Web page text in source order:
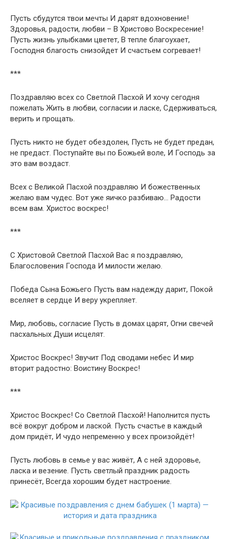
Пусть сбудутся твои мечты И дарят вдохновение!
Здоровья, радости, любви – В Христово Воскресение!
Пусть жизнь улыбками цветет, В тепле благоухает,
Господня благость снизойдет И счастьем согревает!
***
Поздравляю всех со Светлой Пасхой И хочу сегодня
пожелать Жить в любви, согласии и ласке, Сдерживаться,
верить и прощать.
Пусть никто не будет обездолен, Пусть не будет предан,
не предаст. Поступайте вы по Божьей воле, И Господь за
это вам воздаст.
Всех с Великой Пасхой поздравляю И божественных
желаю вам чудес. Вот уже яичко разбиваю… Радости
всем вам. Христос воскрес!
***
С Христовой Светлой Пасхой Вас я поздравляю,
Благословения Господа И милости желаю.
Победа Сына Божьего Пусть вам надежду дарит, Покой
вселяет в сердце И веру укрепляет.
Мир, любовь, согласие Пусть в домах царят, Огни свечей
пасхальных Души исцелят.
Христос Воскрес! Звучит Под сводами небес И мир
вторит радостно: Воистину Воскрес!
***
Христос Воскрес! Со Светлой Пасхой! Наполнится пусть
всё вокруг добром и лаской. Пусть счастье в каждый
дом придёт, И чудо непременно у всех произойдёт!
Пусть любовь в семье у вас живёт, А с ней здоровье,
ласка и везение. Пусть светлый праздник радость
принесёт, Всегда хорошим будет настроение.